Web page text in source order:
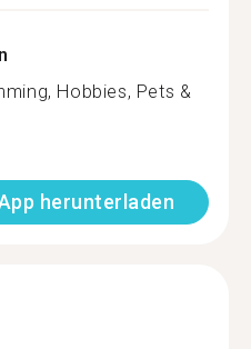
Hobbies, Pets &
herunterladen